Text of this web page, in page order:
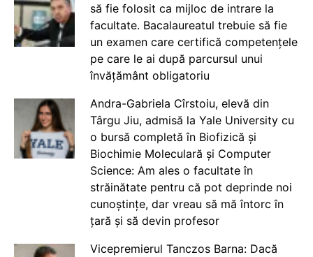
să fie folosit ca mijloc de intrare la
facultate. Bacalaureatul trebuie să fie
un examen care certifică competențele
pe care le ai după parcursul unui
învățământ obligatoriu
Andra-Gabriela Cîrstoiu, elevă din
Târgu Jiu, admisă la Yale University cu
o bursă completă în Biofizică și
Biochimie Moleculară și Computer
Science: Am ales o facultate în
străinătate pentru că pot deprinde noi
cunoștințe, dar vreau să mă întorc în
țară și să devin profesor
Vicepremierul Tanczos Barna: Dacă